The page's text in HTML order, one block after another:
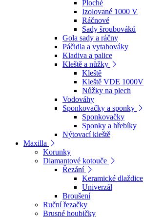
Ploché
Izolované 1000 V
Ráčnové
Sady šroubováků
Gola sady a ráčny
Páčidla a vytahováky
Kladiva a palice
Kleště a nůžky
Kleště
Kleště VDE 1000V
Nůžky na plech
Vodováhy
Sponkovačky a sponky
Sponkovačky
Sponky a hřebíky
Nýtovací kleště
Maxilla
Korunky
Diamantové kotouče
Řezání
Keramické dlaždice
Univerzál
Broušení
Ruční řezačky
Brusné houbičky